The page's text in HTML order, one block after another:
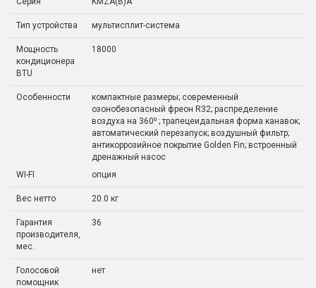
Тип устройства мультисплит-система
Мощность
кондиционера
BTU
18000
Особенности
компактные размеры; современный
озонобезопасный фреон R32; распределение
воздуха на 360⁰ ; трапецеидальная форма канавок;
автоматический перезапуск; воздушный фильтр;
антикоррозийное покрытие Golden Fin; встроенный
дренажный насос
WI-FI
опция
Вес нетто 20.0 кг
Гарантия
производителя,
мес.
36
Голосовой
помощник
нет